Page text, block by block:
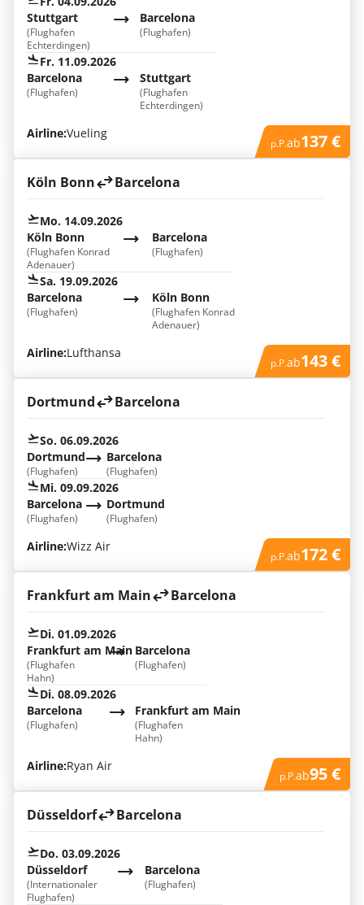
Stuttgart
(Flughafen
Echterdingen)
Barcelona
(Flughafen)
Fr. 11.09.2026
Stuttgart
(Flughafen
Echterdingen)
Barcelona
(Flughafen)
Airline:Vueling
p.P.ab137 €
Köln Bonn Barcelona
Mo. 14.09.2026
Köln Bonn
(Flughafen Konrad
Adenauer)
Barcelona
(Flughafen)
Sa. 19.09.2026
Köln Bonn
(Flughafen Konrad
Adenauer)
Barcelona
(Flughafen)
Airline:Lufthansa
p.P.ab143 €
Dortmund Barcelona
So. 06.09.2026
Dortmund
(Flughafen)
Barcelona
(Flughafen)
Mi. 09.09.2026
Dortmund
(Flughafen)
Barcelona
(Flughafen)
Airline:Wizz Air
p.P.ab172 €
Frankfurt am Main Barcelona
Di. 01.09.2026
Frankfurt am Main
(Flughafen
Hahn)
Barcelona
(Flughafen)
Di. 08.09.2026
Frankfurt am Main
(Flughafen
Hahn)
Barcelona
(Flughafen)
Airline:Ryan Air
p.P.ab95 €
Düsseldorf Barcelona
Do. 03.09.2026
Düsseldorf
(Internationaler
Flughafen)
Barcelona
(Flughafen)